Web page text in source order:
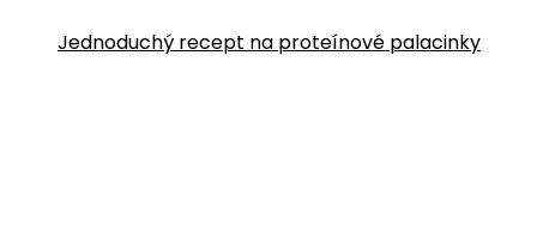
Jednoduchý recept na proteínové palacinky